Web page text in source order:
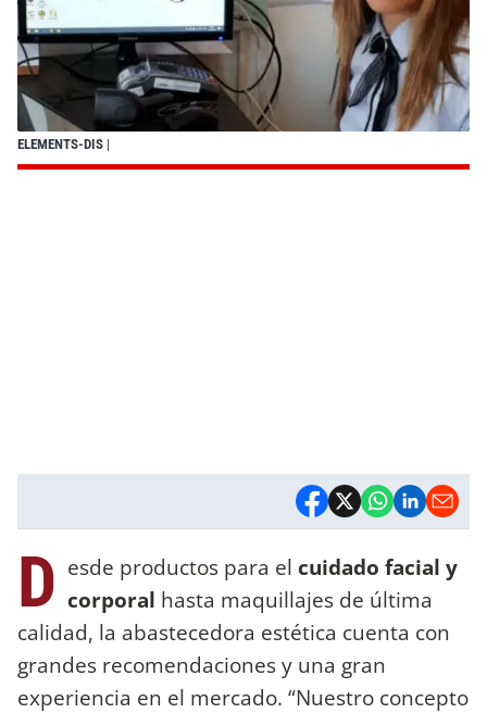
ELEMENTS-DIS |
D esde productos para el cuidado facial y
corporal hasta maquillajes de última
calidad, la abastecedora estética cuenta con
grandes recomendaciones y una gran
experiencia en el mercado. “Nuestro concepto